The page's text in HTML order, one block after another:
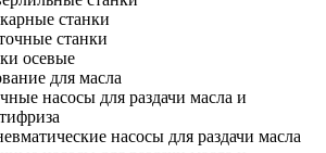
станки
станки
осевые
для масла
насосы для раздачи масла и
насосы для раздачи масла